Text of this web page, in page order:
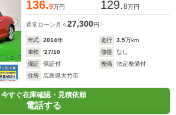
136.9万円 129.8万円
通常ローン 月々27,300円
年式 2014年 走行 3.5万km
車検
'27/10 修復
なし
保証
保証付 整備
法定整備付
住所
広島県大竹市
今すぐ在庫確認・見積依頼
電話する